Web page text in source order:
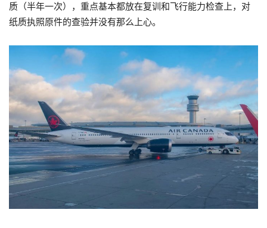
质（半年一次），重点基本都放在复训和飞行能力检查上，对
纸质执照原件的查验并没有那么上心。